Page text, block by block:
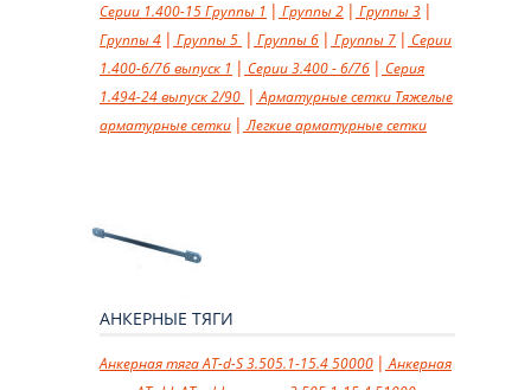
Cерии 1.400-15Группы 1 Группы 2
Группы 3
Группы 4
Группы 5 Группы 6 Группы 7
Cерии
1.400-6/76 выпуск 1
Cерии 3.400 - 6/76
Cерия
1.494-24 выпуск 2/90
Арматурные сетки Тяжелые
арматурные сетки
Легкие арматурные сетки
АНКЕРНЫЕ ТЯГИ
Анкерная тяга AT-d-S 3.505.1-15.4 50000
Анкерная